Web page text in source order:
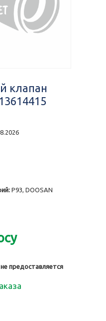
клапан
P93, DOOSAN
предоставляется